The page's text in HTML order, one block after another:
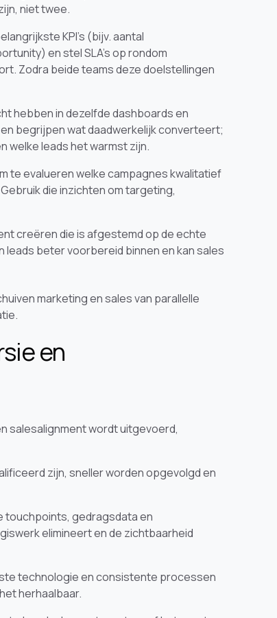
niet twee.
KPI's (bijv. aantal
en stel SLA's op rondom
Zodra beide teams deze doelstellingen
hebben in dezelfde dashboards en
begrijpen wat daadwerkelijk converteert;
welke leads het warmst zijn.
te evalueren welke campagnes kwalitatief
die inzichten om targeting,
creëren die is afgestemd op de echte
beter voorbereid binnen en kan sales
marketing en sales van parallelle
en
salesalignment wordt uitgevoerd,
zijn, sneller worden opgevolgd en
touchpoints, gedragsdata en
elimineert en de zichtbaarheid
technologie en consistente processen
herhaalbaar.